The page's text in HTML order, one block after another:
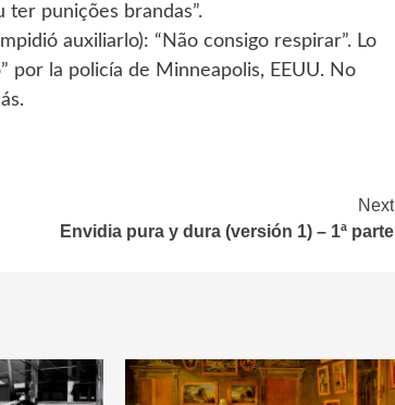
punições brandas”.
auxiliarlo): “Não consigo respirar”. Lo
por la policía de Minneapolis, EEUU. No
Next
Envidia pura y dura (versión 1) – 1ª parte